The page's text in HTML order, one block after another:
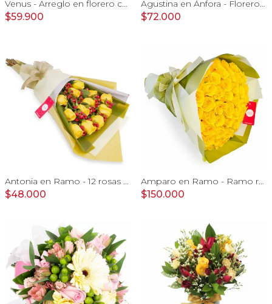
Venus - Arreglo en florero con Rosas, Astromelias y Claveles
$59.900
Agustina en Ánfora - Florero con 18 rosas rojo y astromelias
$72.000
Antonia en Ramo - 12 rosas ecuatorianas amarillo e hypericum
$48.000
Amparo en Ramo - Ramo redondo 50 rosas ecuatorianas amarillo
$150.000